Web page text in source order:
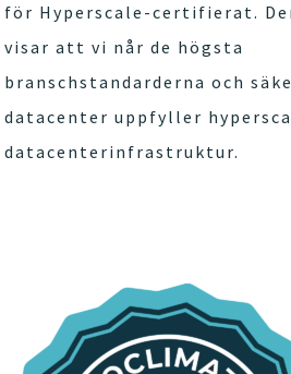
för Hyperscale-certifierat.
visar att vi når de högsta
branschstandarderna och
datacenter uppfyller
datacenterinfrastruktur.